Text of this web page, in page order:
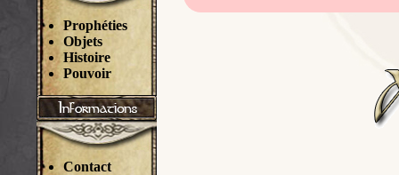
Prophéties
Objets
Histoire
Pouvoir
Contact